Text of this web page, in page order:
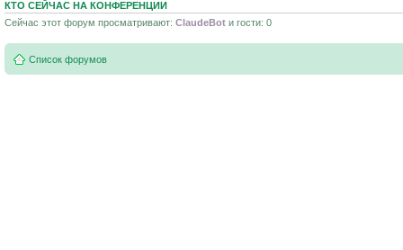
КТО СЕЙЧАС НА КОНФЕРЕНЦИИ
Сейчас этот форум просматривают: ClaudeBot и гости: 0
Список форумов